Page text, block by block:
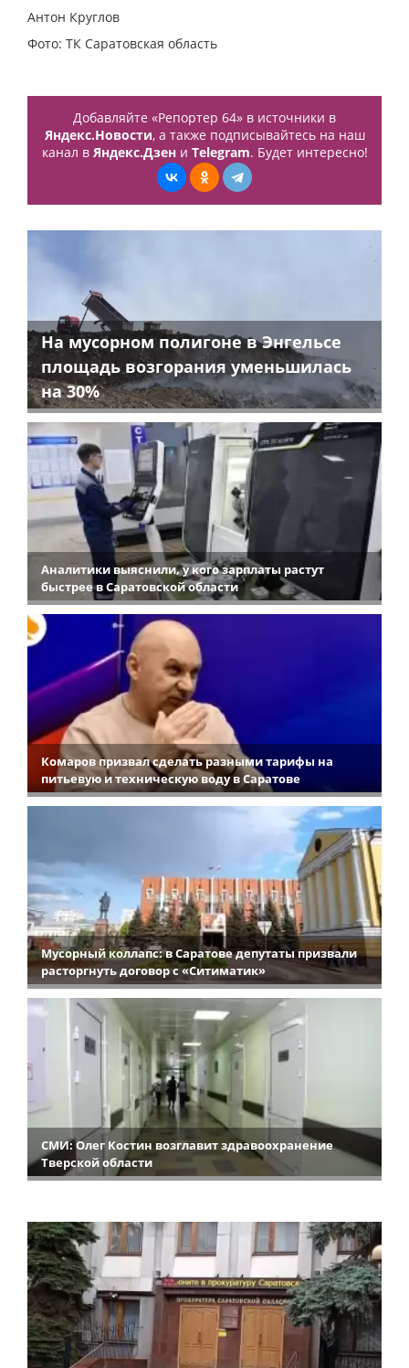
Антон Круглов
Фото: ТК Саратовская область
Добавляйте «Репортер 64» в источники в
Яндекс.Новости, а также подписывайтесь на наш
канал в Яндекс.Дзени Telegram. Будет интересно!
На мусорном полигоне в Энгельсе
площадь возгорания уменьшилась
на 30%
Аналитики выяснили, у кого зарплаты растут
быстрее в Саратовской области
Комаров призвал сделать разными тарифы на
питьевую и техническую воду в Саратове
Мусорный коллапс: в Саратове депутаты призвали
расторгнуть договор с «Ситиматик»
СМИ: Олег Костин возглавит здравоохранение
Тверской области